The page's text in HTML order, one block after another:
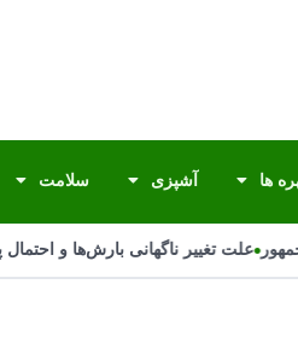
ها آشپزی سلامت
•علت تغییر ناگهانی بارش‌ها و احتمال